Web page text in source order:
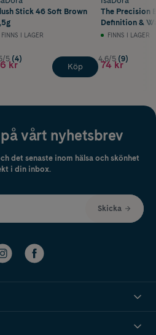
Stick 46 Soft Brown
FINNS I LAGER
5 (4)
kr Köp
The Precision
Definition &
Medium Brown
FINNS I LAGER
4.6/5 (9)
74 kr
vårt nyhetsbrev
det senaste inom hälsa och skönhet
i din inbox.
Skicka